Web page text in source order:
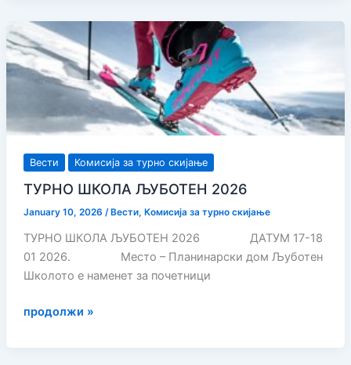
КУП
ПЕЛИСТЕР
2026
Вести Комисија за турно скијање
ТУРНО ШКОЛA ЉУБОТЕН 2026
January 10, 2026 / Вести, Комисија за турно скијање
ТУРНО ШКОЛA ЉУБОТЕН 2026 ДАТУМ 17-18
01 2026. Место – Планинарски дом Љуботен
Школото е наменет за почетници
ТУРНО
продолжи »